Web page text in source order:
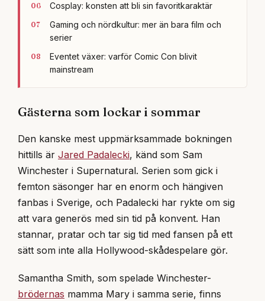
Cosplay: konsten att bli sin favoritkaraktär
Gaming och nördkultur: mer än bara film och
serier
Eventet växer: varför Comic Con blivit
mainstream
Gästerna som lockar i sommar
Den kanske mest uppmärksammade bokningen
hittills är Jared Padalecki, känd som Sam
Winchester i Supernatural. Serien som gick i
femton säsonger har en enorm och hängiven
fanbas i Sverige, och Padalecki har rykte om sig
att vara generös med sin tid på konvent. Han
stannar, pratar och tar sig tid med fansen på ett
sätt som inte alla Hollywood-skådespelare gör.
Samantha Smith, som spelade Winchester-
brödernas mamma Mary i samma serie, finns